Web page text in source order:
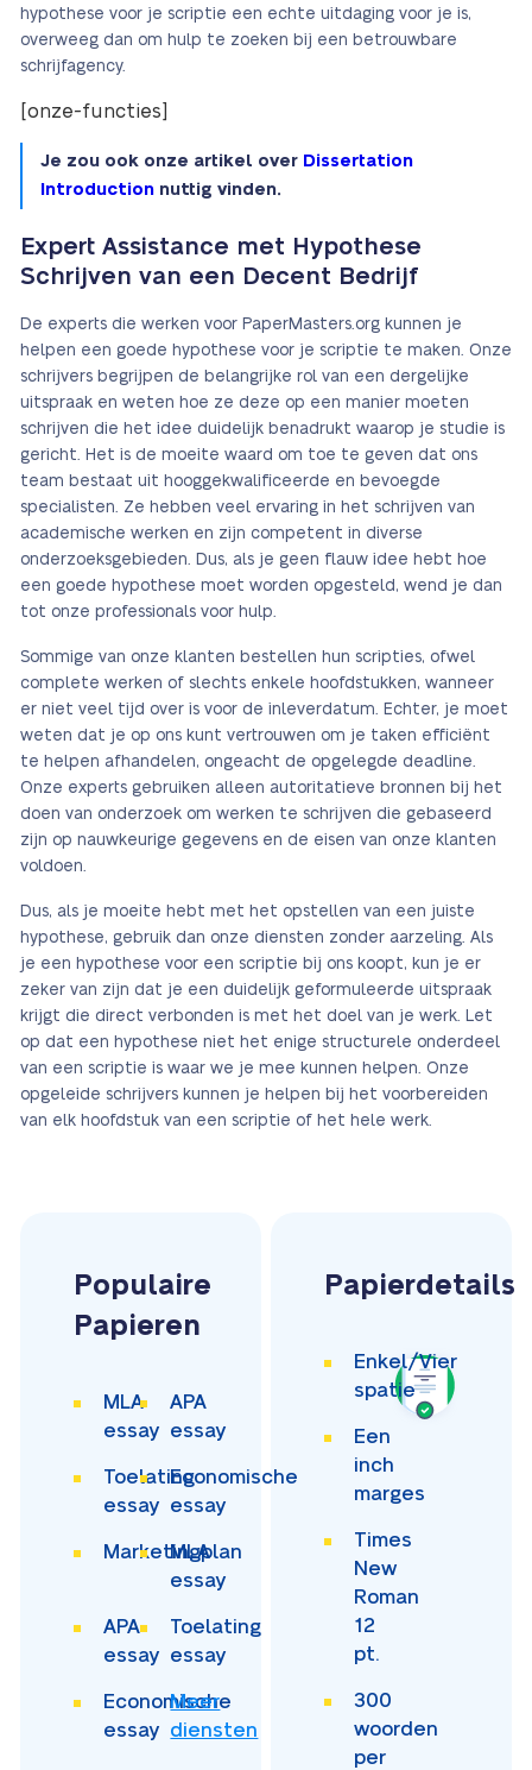
hypothese voor je scriptie een echte uitdaging voor je is,
overweeg dan om hulp te zoeken bij een betrouwbare
schrijfagency.
[onze-functies]
Je zou ook onze artikel over Dissertation
Introduction nuttig vinden.
Expert Assistance met Hypothese
Schrijven van een Decent Bedrijf
De experts die werken voor PaperMasters.org kunnen je
helpen een goede hypothese voor je scriptie te maken. Onze
schrijvers begrijpen de belangrijke rol van een dergelijke
uitspraak en weten hoe ze deze op een manier moeten
schrijven die het idee duidelijk benadrukt waarop je studie is
gericht. Het is de moeite waard om toe te geven dat ons
team bestaat uit hooggekwalificeerde en bevoegde
specialisten. Ze hebben veel ervaring in het schrijven van
academische werken en zijn competent in diverse
onderzoeksgebieden. Dus, als je geen flauw idee hebt hoe
een goede hypothese moet worden opgesteld, wend je dan
tot onze professionals voor hulp.
Sommige van onze klanten bestellen hun scripties, ofwel
complete werken of slechts enkele hoofdstukken, wanneer
er niet veel tijd over is voor de inleverdatum. Echter, je moet
weten dat je op ons kunt vertrouwen om je taken efficiënt
te helpen afhandelen, ongeacht de opgelegde deadline.
Onze experts gebruiken alleen autoritatieve bronnen bij het
doen van onderzoek om werken te schrijven die gebaseerd
zijn op nauwkeurige gegevens en de eisen van onze klanten
voldoen.
Dus, als je moeite hebt met het opstellen van een juiste
hypothese, gebruik dan onze diensten zonder aarzeling. Als
je een hypothese voor een scriptie bij ons koopt, kun je er
zeker van zijn dat je een duidelijk geformuleerde uitspraak
krijgt die direct verbonden is met het doel van je werk. Let
op dat een hypothese niet het enige structurele onderdeel
van een scriptie is waar we je mee kunnen helpen. Onze
opgeleide schrijvers kunnen je helpen bij het voorbereiden
van elk hoofdstuk van een scriptie of het hele werk.
Populaire
Papieren
MLA
essay
APA
essay
Toelating
essay
Economische
essay
Marketingplan
MLA
essay
APA
essay
Toelating
essay
Economische
essay
Meer
diensten
Papierdetails
Enkel/Vier
spatie
Een
inch
marges
Times
New
Roman
12
pt.
300
woorden
per